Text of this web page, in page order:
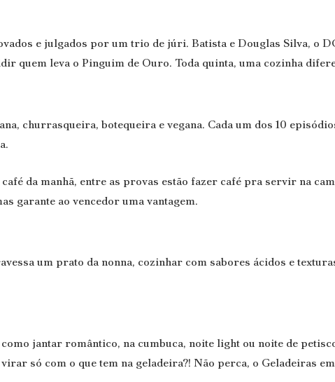
e julgados por um trio de júri. Batista e Douglas Silva, o
quem leva o Pinguim de Ouro. Toda quinta, uma cozinha
churrasqueira, botequeira e vegana. Cada um dos 10
da manhã, entre as provas estão fazer café pra servir na
garante ao vencedor uma vantagem.
um prato da nonna, cozinhar com sabores ácidos e
jantar romântico, na cumbuca, noite light ou noite de
só com o que tem na geladeira?! Não perca, o Geladeiras